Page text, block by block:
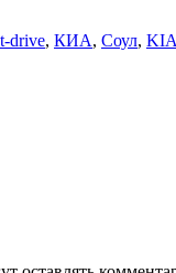
drive, КИА, Соул, KIA